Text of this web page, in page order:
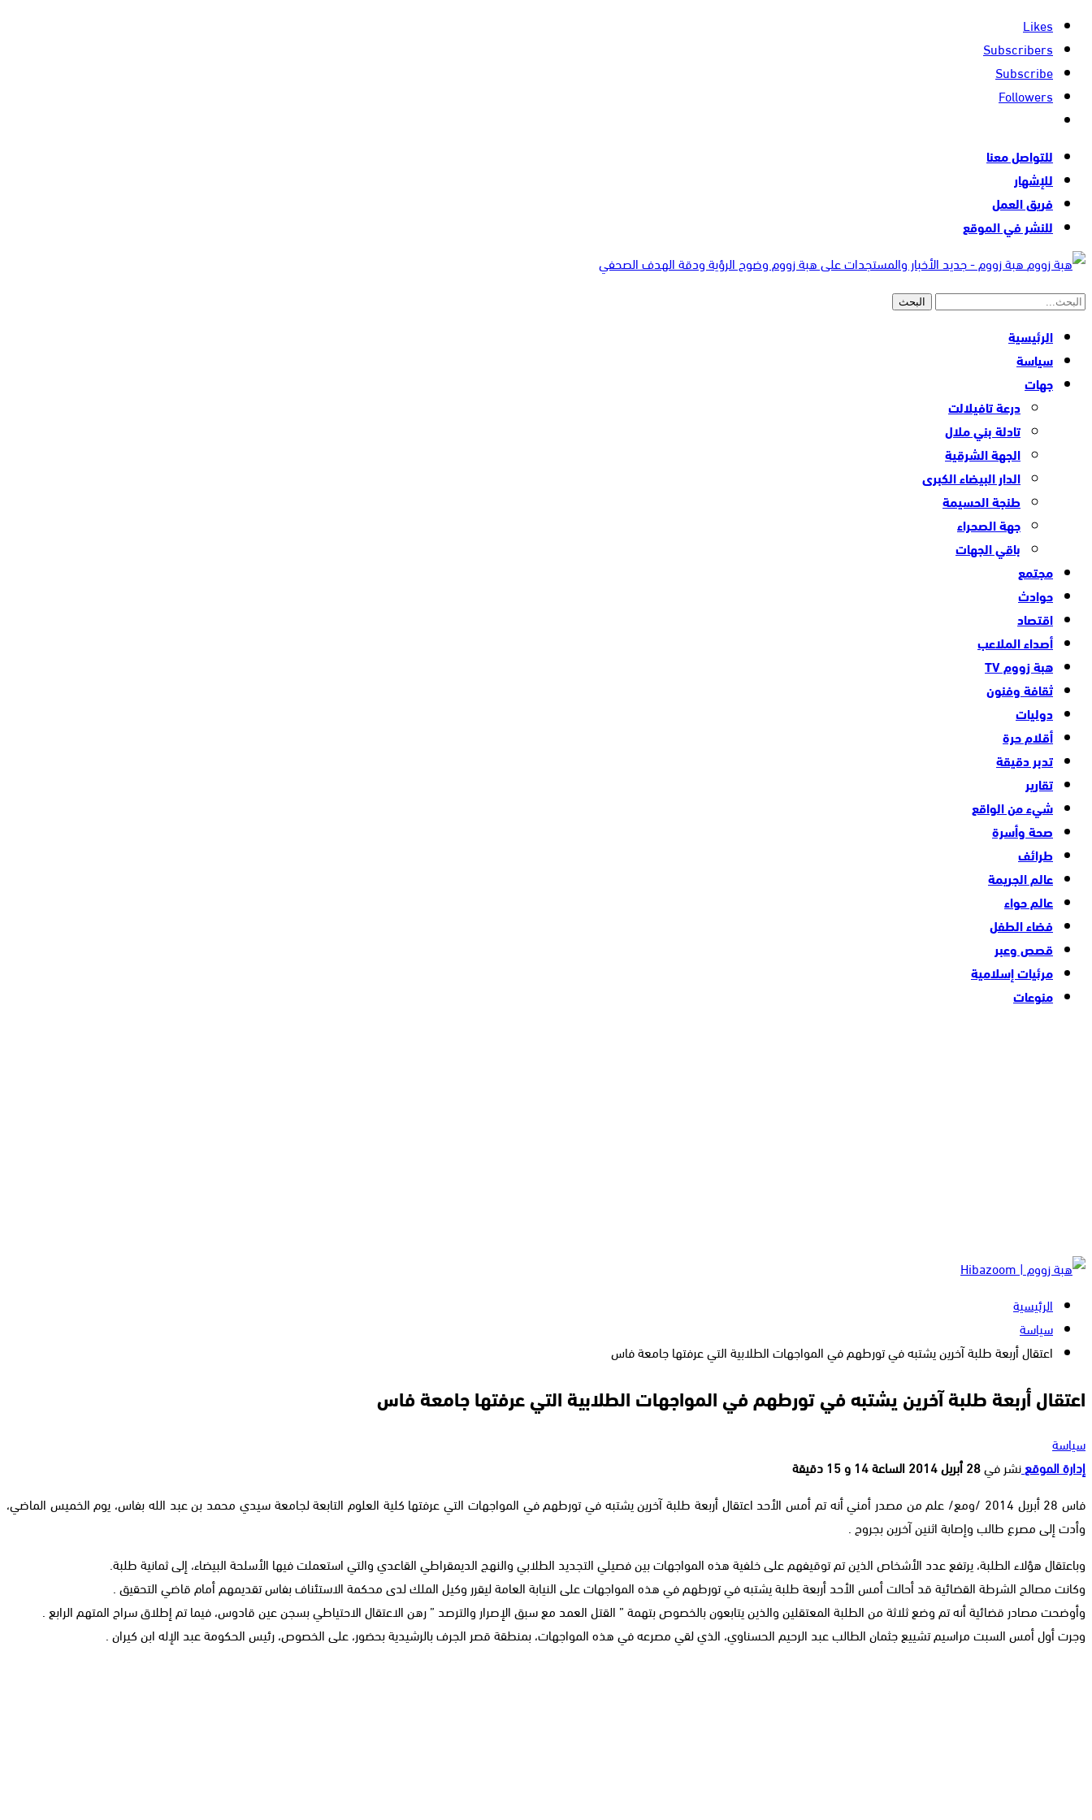
Likes
Subscribers
Subscribe
Followers
للتواصل معنا
للإشهار
فريق العمل
للنشر في الموقع
هبة زووم - جديد الأخبار والمستجدات على هبة زووم وضوح الرؤية ودقة الهدف الصحفي
الرئيسية
سياسة
جهات
درعة تافيلالت
تادلة بني ملال
الجهة الشرقية
الدار البيضاء الكبرى
طنجة الحسيمة
جهة الصحراء
باقي الجهات
مجتمع
حوادث
اقتصاد
أصداء الملاعب
هبة زووم TV
ثقافة وفنون
دوليات
أقلام حرة
تدبر دقيقة
تقارير
شيء من الواقع
صحة وأسرة
طرائف
عالم الجريمة
عالم حواء
فضاء الطفل
قصص وعبر
مرئيات إسلامية
منوعات
الرئيسية
سياسة
اعتقال أربعة طلبة آخرين يشتبه في تورطهم في المواجهات الطلابية التي عرفتها جامعة فاس
اعتقال أربعة طلبة آخرين يشتبه في تورطهم في المواجهات الطلابية التي عرفتها جامعة فاس
سياسة
إدارة الموقعنشر في28 أبريل 2014 الساعة 14 و 15 دقيقة
فاس 28 أبريل 2014 /ومع/ علم من مصدر أمني أنه تم أمس الأحد اعتقال أربعة طلبة آخرين يشتبه في تورطهم في المواجهات التي عرفتها كلية العلوم التابعة لجامعة سيدي محمد بن عبد الله بفاس، يوم الخميس الماضي،
وأدت إلى مصرع طالب وإصابة اثنين آخرين بجروح .
وباعتقال هؤلاء الطلبة، يرتفع عدد الأشخاص الذين تم توقيفهم على خلفية هذه المواجهات بين فصيلي التجديد الطلابي والنهج الديمقراطي القاعدي والتي استعملت فيها الأسلحة البيضاء، إلى ثمانية طلبة.
وكانت مصالح الشرطة القضائية قد أحالت أمس الأحد أربعة طلبة يشتبه في تورطهم في هذه المواجهات على النيابة العامة ليقرر وكيل الملك لدى محكمة الاستئناف بفاس تقديمهم أمام قاضي التحقيق .
وأوضحت مصادر قضائية أنه تم وضع ثلاثة من الطلبة المعتقلين والذين يتابعون بالخصوص بتهمة ” القتل العمد مع سبق الإصرار والترصد ” رهن الاعتقال الاحتياطي بسجن عين قادوس، فيما تم إطلاق سراح المتهم الرابع .
وجرت أول أمس السبت مراسيم تشييع جثمان الطالب عبد الرحيم الحسناوي، الذي لقي مصرعه في هذه المواجهات، بمنطقة قصر الجرف بالرشيدية بحضور، على الخصوص، رئيس الحكومة عبد الإله ابن كيران .